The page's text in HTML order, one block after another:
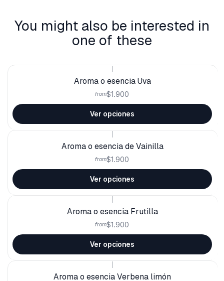
You might also be interested in
one of these
Aroma o esencia Uva
from$1.900
Ver opciones
Aroma o esencia de Vainilla
from$1.900
Ver opciones
Aroma o esencia Frutilla
from$1.900
Ver opciones
Aroma o esencia Verbena limón